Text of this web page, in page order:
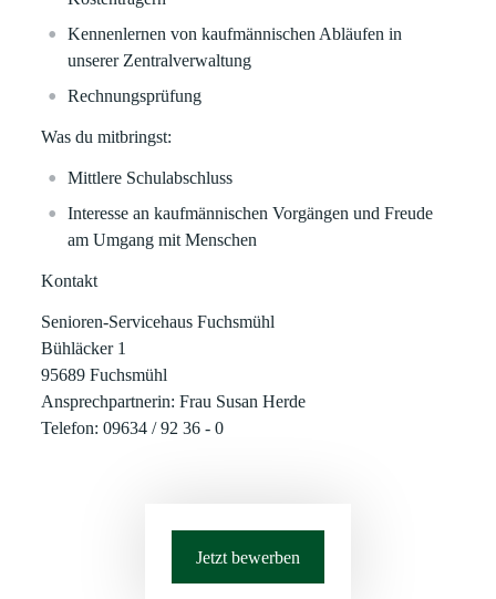
Kennenlernen von kaufmännischen Abläufen in
unserer Zentralverwaltung
Rechnungsprüfung
Was du mitbringst:
Mittlere Schulabschluss
Interesse an kaufmännischen Vorgängen und Freude
am Umgang mit Menschen
Kontakt
Senioren-Servicehaus Fuchsmühl
Bühläcker 1
95689 Fuchsmühl
Ansprechpartnerin: Frau Susan Herde
Telefon: 09634 / 92 36 - 0
Jetzt bewerben